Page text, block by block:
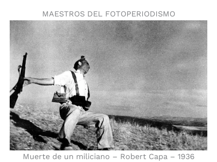
MAESTROS DEL FOTOPERIODISMO
Muerte de un miliciano – Robert Capa – 1936